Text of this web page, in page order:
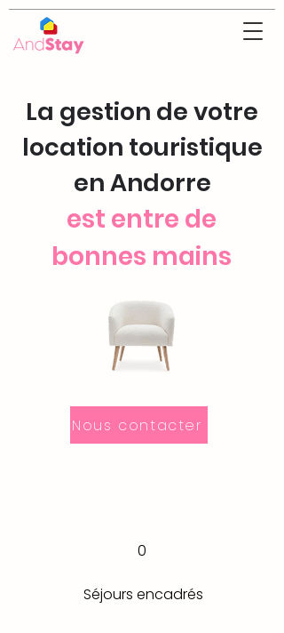
est entre de
bonnes mains
Nous contacter
La gestion de votre
location touristique
en Andorre
0
Séjours encadrés